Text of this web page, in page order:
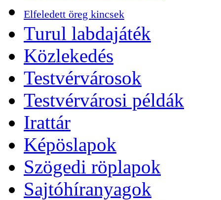
Elfeledett öreg kincsek
Turul labdajáték
Közlekedés
Testvérvárosok
Testvérvárosi példák
Irattár
Képöslapok
Szögedi röplapok
Sajtóhíranyagok